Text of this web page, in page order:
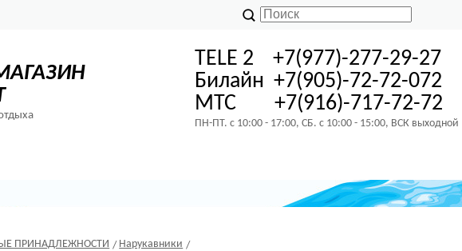
TELE 2 +7(977)-277-29-27
Билайн +7(905)-72-72-072
МТС +7(916)-717-72-72
ПН-ПТ. с 10:00 - 17:00, СБ. с 10:00 - 15:00, ВСК выходной
ПРИНАДЛЕЖНОСТИ
Нарукавники